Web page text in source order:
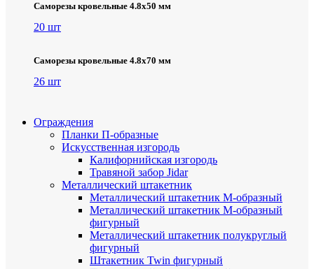
Саморезы кровельные 4.8х50 мм
20 шт
Саморезы кровельные 4.8х70 мм
26 шт
Ограждения
Планки П-образные
Искусственная изгородь
Калифорнийская изгородь
Травяной забор Jidar
Металлический штакетник
Металлический штакетник М-образный
Металлический штакетник М-образный
фигурный
Металлический штакетник полукруглый
фигурный
Штакетник Twin фигурный